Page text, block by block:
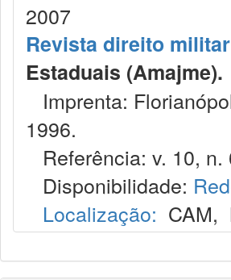
2007
Revista direito militar
Estaduais (Amajme).
Imprenta:
1996.
Referência: v. 10, n.
Disponibilidade:
Localização: CAM,